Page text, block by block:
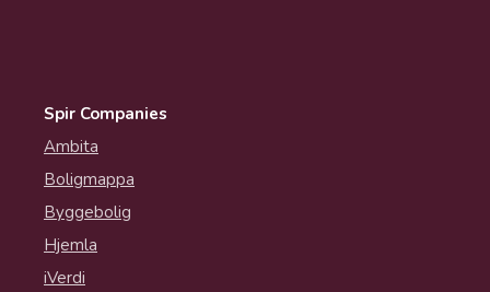
Spir Companies
Ambita
Boligmappa
Byggebolig
Hjemla
iVerdi